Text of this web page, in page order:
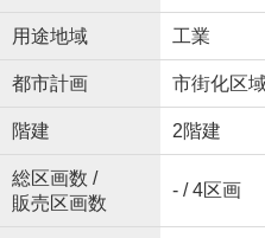
用途地域 工業
都市計画 市街化区
階建 2階建
総区画数 /
販売区画数
- / 4区画